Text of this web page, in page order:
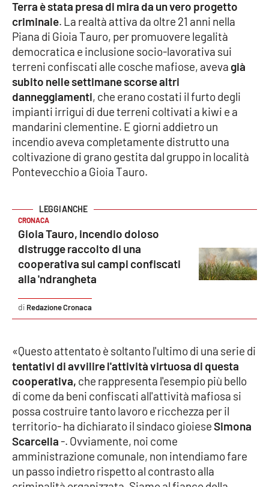
SPECIALI
Buona Sanità Calabria
LA
CALABRIAVISIONE
Destinazioni
Eventi
Food
LAC
NETWORK
Lacplay.it
Lactv.it
Lacitymag.it
Lacapitalenews.it
Ilreggino.it
Cosenzachannel.it
Terra è stata presa di mira da un vero progetto
criminale. La realtà attiva da oltre 21 anni nella
Piana di Gioia Tauro, per promuovere legalità
democratica e inclusione socio-lavorativa sui
terreni confiscati alle cosche mafiose, aveva già
subito nelle settimane scorse altri
danneggiamenti, che erano costati il furto degli
impianti irrigui di due terreni coltivati a kiwi e a
mandarini clementine. E giorni addietro un
incendio aveva completamente distrutto una
coltivazione di grano gestita dal gruppo in località
Pontevecchio a Gioia Tauro.
CRONACA
Gioia Tauro, incendio doloso
distrugge raccolto di una
cooperativa sui campi confiscati
alla 'ndrangheta
Redazione Cronaca
«Questo attentato è soltanto l'ultimo di una serie di
tentativi di avvilire l'attività virtuosa di questa
cooperativa, che rappresenta l'esempio più bello
di come da beni confiscati all'attività mafiosa si
possa costruire tanto lavoro e ricchezza per il
territorio- ha dichiarato il sindaco gioieseSimona
Scarcella-. Ovviamente, noi come
amministrazione comunale, non intendiamo fare
un passo indietro rispetto al contrasto alla